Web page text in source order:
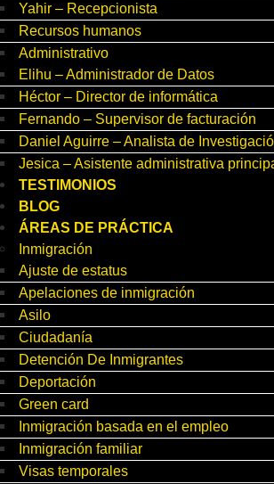
Yahir – Recepcionista
Recursos humanos
Administrativo
Elihu – Administrador de Datos
Héctor – Director de informática
Fernando – Supervisor de facturación
Daniel Aguirre – Analista de
Jesica – Asistente administrativa
TESTIMONIOS
BLOG
ÁREAS DE PRÁCTICA
Inmigración
Ajuste de estatus
Apelaciones de inmigración
Asilo
Ciudadanía
Detención De Inmigrantes
Deportación
Green card
Inmigración basada en el empleo
Inmigración familiar
Visas temporales